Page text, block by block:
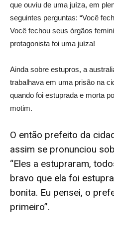
que ouviu de uma juíza, em
seguintes perguntas: “Você
Você fechou seus órgãos
protagonista foi uma juíza!
Ainda sobre estupros, a
trabalhava em uma prisão na
quando foi estuprada e morta
motim.
O então prefeito da
assim se pronunciou
“Eles a estupraram,
bravo que ela foi
bonita. Eu pensei, o
primeiro”.